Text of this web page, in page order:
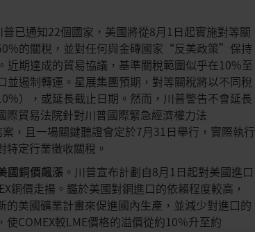
普已通知22個國家，美國將從8月1日起實施對等關
的關稅，並對任何與金磚國家“反美政策”保持
近期達成的貿易協議，基準關稅範圍似乎在10%至
並遏制轉運。星展集團預期，對等關稅將以不同稅
），或延長截止日期。然而，川普警告不會延長
際貿易法院針對川普國際緊急經濟權力法
案，且一場關鍵聽證會定於7月31日舉行，實際執行
定行業徵收關稅。
國銅價飆漲 。川普宣布計劃自8月1日起對美國進口
銅價走揚。鑑於美國對銅進口的依賴程度較高，
的美國礦業計畫來促進國內生產，並減少對進口的
COMEX較LME價格的溢價從約10%升至約